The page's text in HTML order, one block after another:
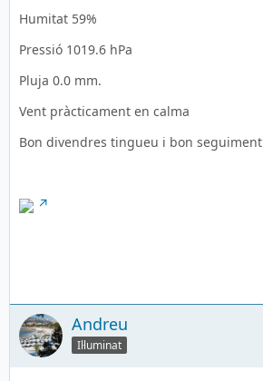
Humitat 59%
Pressió 1019.6 hPa
Pluja 0.0 mm.
Vent pràcticament en calma
Bon divendres tingueu i bon seguiment
Andreu
Il·luminat